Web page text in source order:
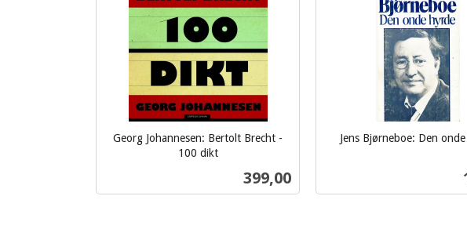
Georg Johannesen: Bertolt Brecht -
100 dikt
Pris
399,00
Jens Bjørneboe: Den